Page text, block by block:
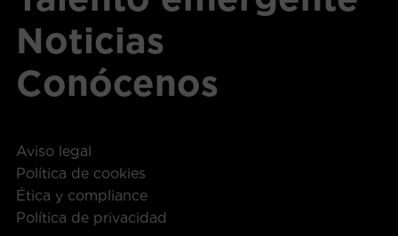
Noticias
Conócenos
Aviso legal
Política de cookies
Ética y compliance
Política de privacidad